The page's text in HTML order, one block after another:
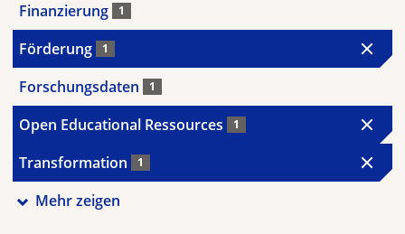
Finanzierung 1
Förderung 1
Forschungsdaten 1
Open Educational Ressources 1
Transformation 1
Mehr zeigen